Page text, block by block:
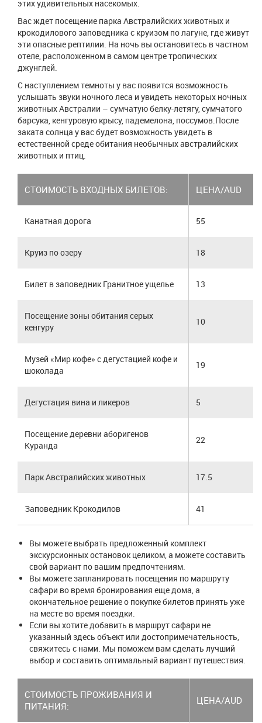
этих удивительных насекомых.
Вас ждет посещение парка Австралийских животных и
крокодилового заповедника с круизом по лагуне, где живут
эти опасные рептилии. На ночь вы остановитесь в частном
отеле, расположенном в самом центре тропических
джунглей.
С наступлением темноты у вас появится возможность
услышать звуки ночного леса и увидеть некоторых ночных
животных Австралии – сумчатую белку-летягу, сумчатого
барсука, кенгуровую крысу, падемелона, поссумов.После
заката солнца у вас будет возможность увидеть в
естественной среде обитания необычных австралийских
животных и птиц.
СТОИМОСТЬ ВХОДНЫХ БИЛЕТОВ: ЦЕНА/AUD
Канатная дорога 55
Круиз по озеру 18
Билет в заповедник Гранитное ущелье 13
Посещение зоны обитания серых
кенгуру
10
Музей «Мир кофе» с дегустацией кофе и
шоколада
19
Дегустация вина и ликеров 5
Посещение деревни аборигенов
Куранда
22
Парк Австралийских животных 17.5
Заповедник Крокодилов 41
Вы можете выбрать предложенный комплект
экскурсионных остановок целиком, а можете составить
свой вариант по вашим предпочтениям.
Вы можете запланировать посещения по маршруту
сафари во время бронирования еще дома, а
окончательное решение о покупке билетов принять уже
на месте во время поездки.
Если вы хотите добавить в маршрут сафари не
указанный здесь объект или достопримечательность,
свяжитесь с нами. Мы поможем вам сделать лучший
выбор и составить оптимальный вариант путешествия.
СТОИМОСТЬ ПРОЖИВАНИЯ И
ПИТАНИЯ:
ЦЕНА/AUD